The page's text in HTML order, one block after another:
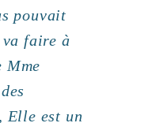
pouvait
va faire à
Mme
Elle est un